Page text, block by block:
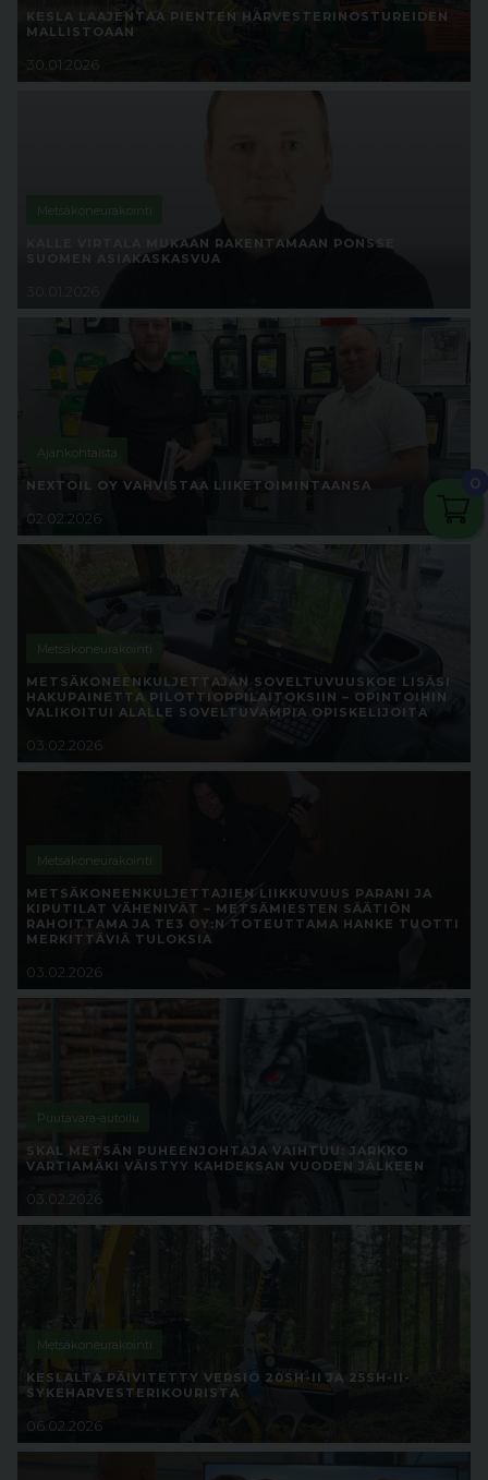
KESLA LAAJENTAA PIENTEN HARVESTERINOSTUREIDEN
MALLISTOAAN
30.01.2026
Metsäkoneurakointi
KALLE VIRTALA MUKAAN RAKENTAMAAN PONSSE
SUOMEN ASIAKASKASVUA
Ajankohtaista
NEXTOIL OY VAHVISTAA LIIKETOIMINTAANSA
02.02.2026
Metsäkoneurakointi
METSÄKONEENKULJETTAJAN SOVELTUVUUSKOE LISÄSI
HAKUPAINETTA PILOTTIOPPILAITOKSIIN – OPINTOIHIN
VALIKOITUI ALALLE SOVELTUVAMPIA OPISKELIJOITA
03.02.2026
Metsäkoneurakointi
METSÄKONEENKULJETTAJIEN LIIKKUVUUS PARANI JA
KIPUTILAT VÄHENIVÄT – METSÄMIESTEN SÄÄTIÖN
RAHOITTAMA JA TE3 OY:N TOTEUTTAMA HANKE TUOTTI
MERKITTÄVIÄ TULOKSIA
03.02.2026
Puutavara-autoilu
SKAL METSÄN PUHEENJOHTAJA VAIHTUU: JARKKO
VARTIAMÄKI VÄISTYY KAHDEKSAN VUODEN JÄLKEEN
03.02.2026
Metsäkoneurakointi
KESLALTA PÄIVITETTY VERSIO 20SH-II JA 25SH-II-
SYKEHARVESTERIKOURISTA
06.02.2026